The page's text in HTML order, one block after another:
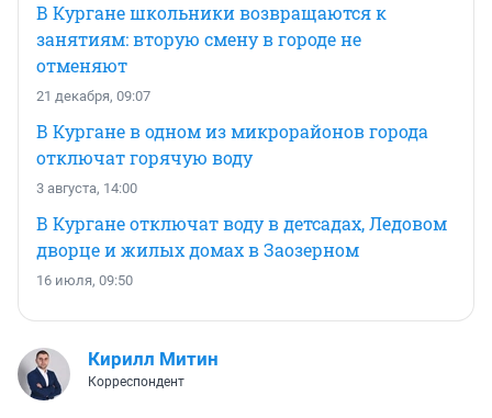
В Кургане школьники возвращаются к
занятиям: вторую смену в городе не
отменяют
21 декабря, 09:07
В Кургане в одном из микрорайонов города
отключат горячую воду
3 августа, 14:00
В Кургане отключат воду в детсадах, Ледовом
дворце и жилых домах в Заозерном
16 июля, 09:50
Кирилл Митин
Корреспондент